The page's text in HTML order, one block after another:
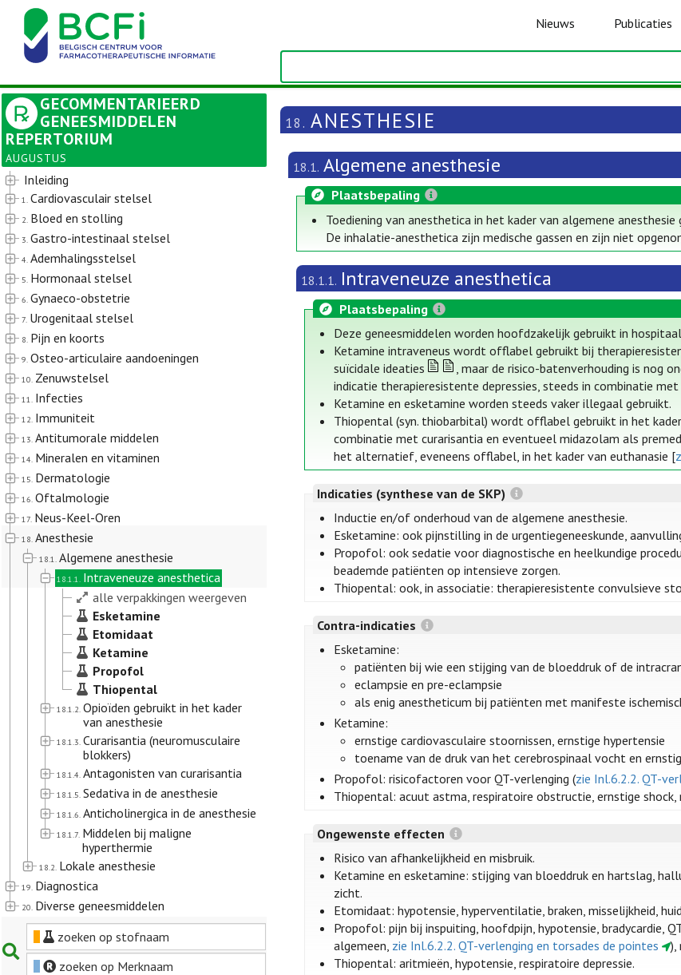
Nieuws Publicaties
GECOMMENTARIEERD
GENEESMIDDELEN
REPERTORIUM
AUGUSTUS
Inleiding
1. Cardiovasculair stelsel
2. Bloed en stolling
3. Gastro-intestinaal stelsel
4. Ademhalingsstelsel
5. Hormonaal stelsel
6. Gynaeco-obstetrie
7. Urogenitaal stelsel
8. Pijn en koorts
9. Osteo-articulaire aandoeningen
10. Zenuwstelsel
11. Infecties
12. Immuniteit
13. Antitumorale middelen
14. Mineralen en vitaminen
15. Dermatologie
16. Oftalmologie
17. Neus-Keel-Oren
18. Anesthesie
18.1. Algemene anesthesie
18.1.1. Intraveneuze anesthetica
alle verpakkingen weergeven
Esketamine
Etomidaat
Ketamine
Propofol
Thiopental
18.1.2. Opioïden gebruikt in het kader
van anesthesie
18.1.3. Curarisantia (neuromusculaire
blokkers)
18.1.4. Antagonisten van curarisantia
18.1.5. Sedativa in de anesthesie
18.1.6. Anticholinergica in de anesthesie
18.1.7. Middelen bij maligne
hyperthermie
18.2. Lokale anesthesie
19. Diagnostica
20. Diverse geneesmiddelen
zoeken op stofnaam
zoeken op Merknaam
18. ANESTHESIE
18.1. Algemene anesthesie
Plaatsbepaling
Toediening van anesthetica in het kader van algemene
De inhalatie-anesthetica zijn medische gassen en zijn niet
18.1.1. Intraveneuze anesthetica
Plaatsbepaling
Deze geneesmiddelen worden hoofdzakelijk gebruikt in
Ketamine intraveneus wordt offlabel gebruikt bij
suïcidale ideaties
, maar de risico-batenverhouding is nog
indicatie therapieresistente depressies, steeds in combinatie met
Ketamine en esketamine worden steeds vaker illegaal gebruikt.
Thiopental (syn. thiobarbital) wordt offlabel gebruikt in het
combinatie met curarisantia en eventueel midazolam als
het alternatief, eveneens offlabel, in het kader van euthanasie [
Indicaties (synthese van de SKP)
Inductie en/of onderhoud van de algemene anesthesie.
Esketamine: ook pijnstilling in de urgentiegeneeskunde,
Propofol: ook sedatie voor diagnostische en heelkundige
beademde patiënten op intensieve zorgen.
Thiopental: ook, in associatie: therapieresistente convulsieve
Contra-indicaties
Esketamine:
patiënten bij wie een stijging van de bloeddruk of de
eclampsie en pre-eclampsie
als enig anestheticum bij patiënten met manifeste
Ketamine:
ernstige cardiovasculaire stoornissen, ernstige hypertensie
toename van de druk van het cerebrospinaal vocht en
Propofol: risicofactoren voor QT-verlenging (zie Inl.6.2.2. QT-
Thiopental: acuut astma, respiratoire obstructie, ernstige
Ongewenste effecten
Risico van afhankelijkheid en misbruik.
Ketamine en esketamine: stijging van bloeddruk en hartslag,
zicht.
Etomidaat: hypotensie, hyperventilatie, braken, misselijkheid,
Propofol: pijn bij inspuiting, hoofdpijn, hypotensie, bradycardie,
algemeen, zie Inl.6.2.2. QT-verlenging en torsades de pointes
),
Thiopental: aritmieën, hypotensie, respiratoire depressie.